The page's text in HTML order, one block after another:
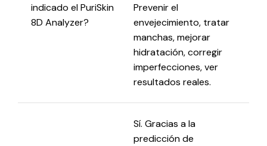
indicado el PuriSkin
8D Analyzer?
Prevenir el
envejecimiento, tratar
manchas, mejorar
hidratación, corregir
imperfecciones, ver
resultados reales.
Sí. Gracias a la
predicción de